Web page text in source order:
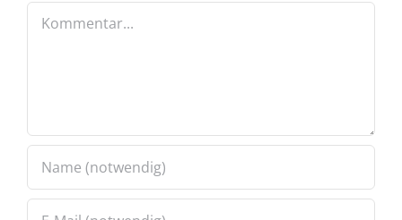
Kommentar